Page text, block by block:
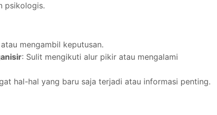
psikologis.
mengambil keputusan.
: Sulit mengikuti alur pikir atau mengalami
hal-hal yang baru saja terjadi atau informasi penting.